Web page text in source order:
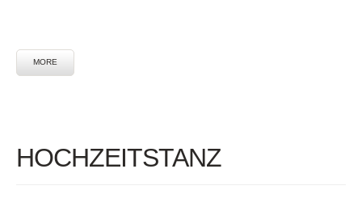
MORE
HOCHZEITSTANZ